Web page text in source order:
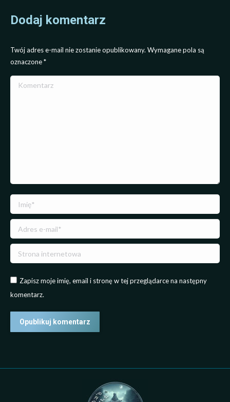
Dodaj komentarz
Twój adres e-mail nie zostanie opublikowany. Wymagane pola są
oznaczone*
Komentarz
Imię *
Adres e-mail *
Strona internetowa
Zapisz moje imię, email i stronę w tej przeglądarce na następny
komentarz.
Opublikuj komentarz